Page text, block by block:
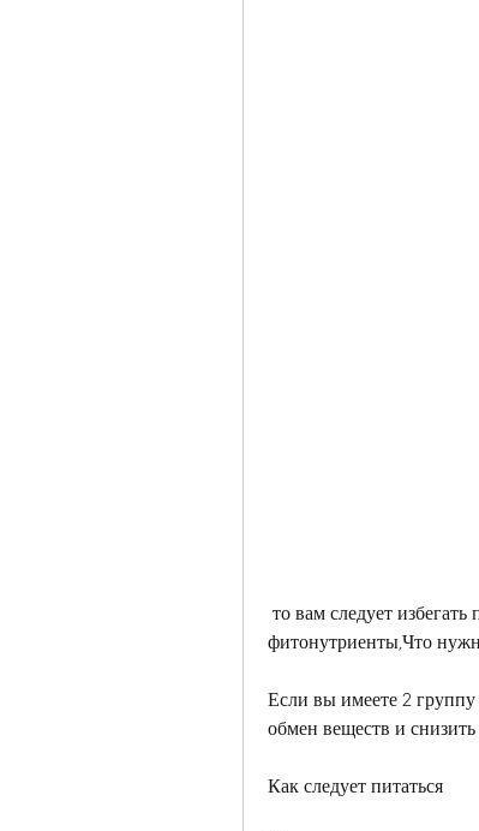
фитонутриенты,Что
Если вы имеете 2
обмен веществ и снизить
Как следует питаться